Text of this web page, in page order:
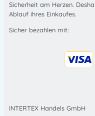
Sicherheit am Herzen.
Ablauf ihres Einkaufes.
Sicher bezahlen mit:
INTERTEX Handels GmbH